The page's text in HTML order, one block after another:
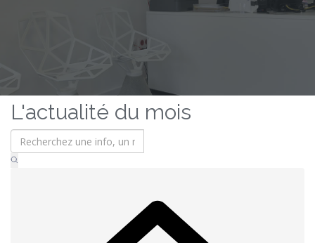
L'actualité du mois